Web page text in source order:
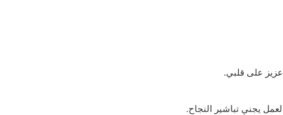
عزيز على قلبي.
يجني تباشير النجاح.